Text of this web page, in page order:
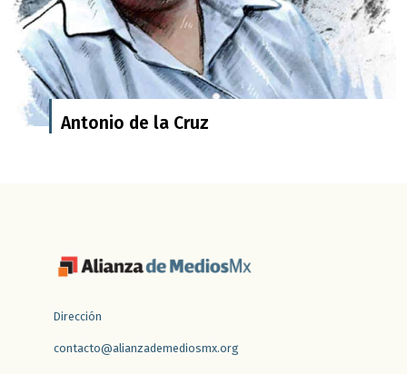
Antonio de la Cruz
Dirección
contacto@alianzademediosmx.org